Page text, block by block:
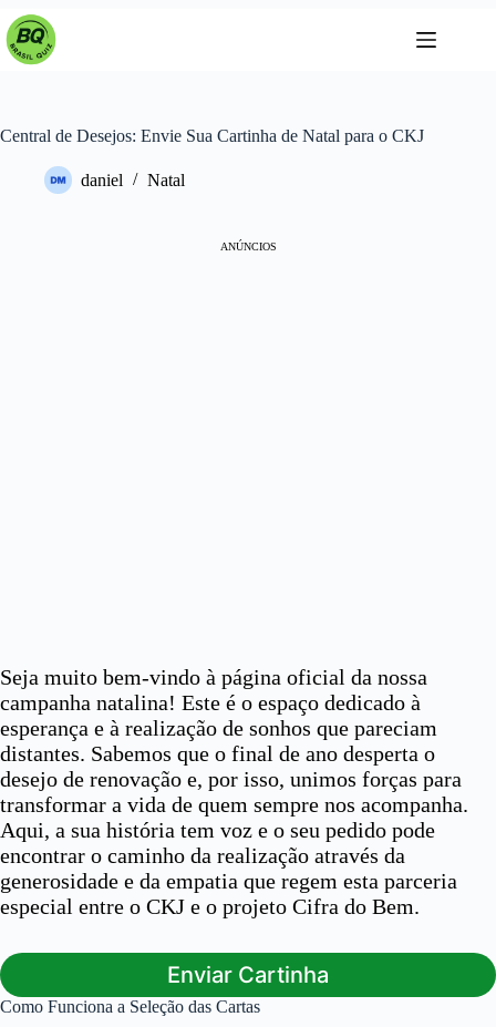
Pular
para
Central de Desejos: Envie Sua Cartinha de Natal para o CKJ
daniel Natal
ANÚNCIOS
Seja muito bem-vindo à página oficial da nossa
campanha natalina! Este é o espaço dedicado à
esperança e à realização de sonhos que pareciam
distantes. Sabemos que o final de ano desperta o
desejo de renovação e, por isso, unimos forças para
transformar a vida de quem sempre nos acompanha.
Aqui, a sua história tem voz e o seu pedido pode
encontrar o caminho da realização através da
generosidade e da empatia que regem esta parceria
especial entre o CKJ e o projeto Cifra do Bem.
Enviar Cartinha
Como Funciona a Seleção das Cartas